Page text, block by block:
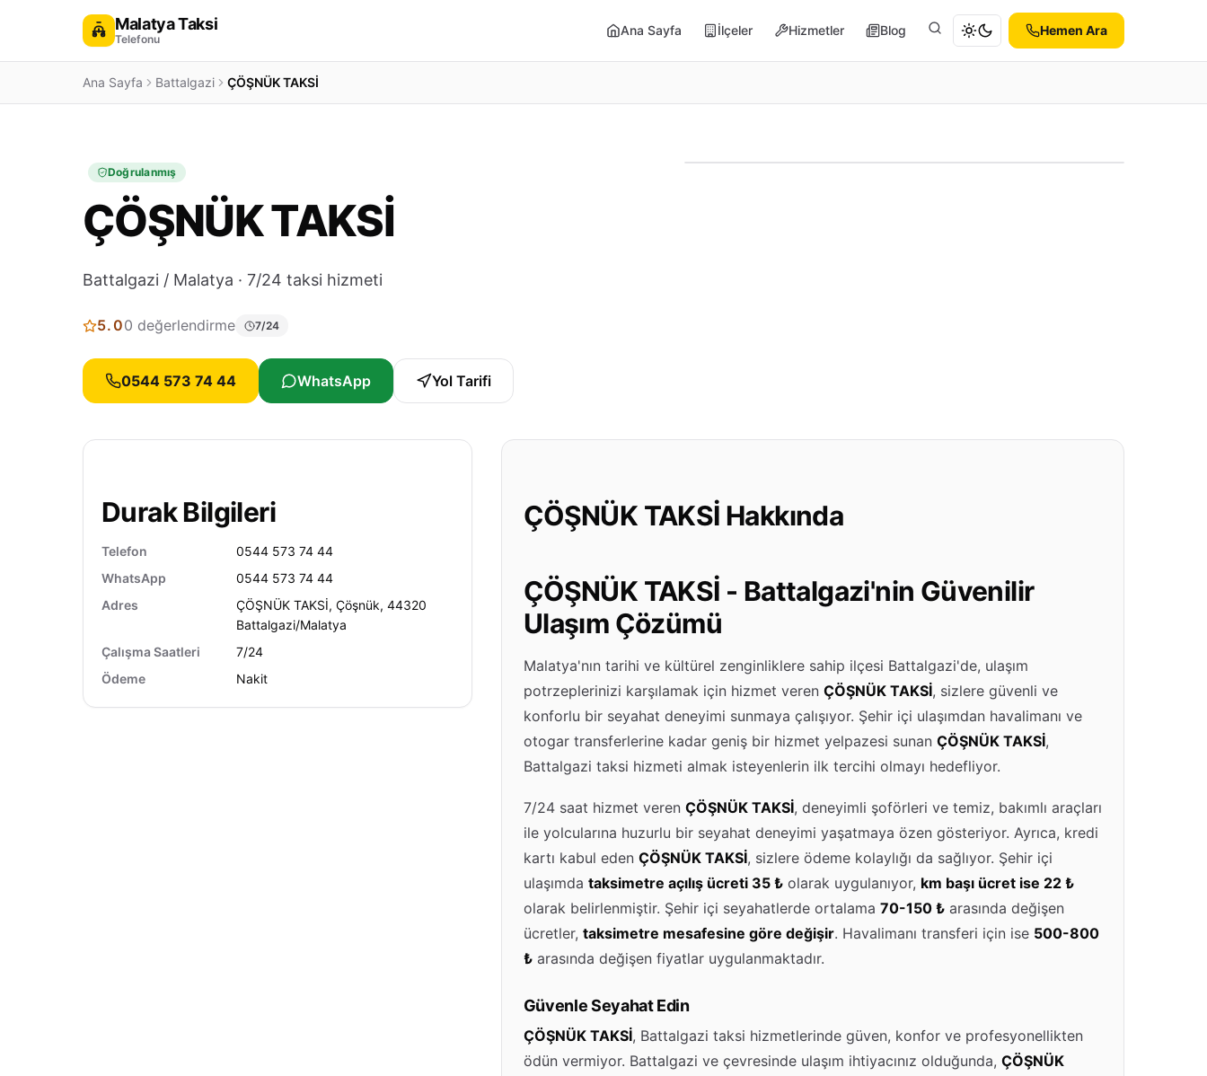
Malatya Taksi
Telefonu
Ana Sayfa İlçeler Hizmetler Blog Ara Hemen Ara
Ana Sayfa Battalgazi ÇÖŞNÜK TAKSİ
Doğrulanmış
ÇÖŞNÜK TAKSİ
Battalgazi / Malatya · 7/24 taksi hizmeti
5.00 değerlendirme 7/24
0544 573 74 44 WhatsApp Yol Tarifi
Durak Bilgileri
Telefon
0544 573 74 44
WhatsApp
0544 573 74 44
Adres
ÇÖŞNÜK TAKSİ, Çöşnük, 44320
Battalgazi/Malatya
Çalışma Saatleri
7/24
Ödeme
Nakit
ÇÖŞNÜK TAKSİ Hakkında
ÇÖŞNÜK TAKSİ - Battalgazi'nin Güvenilir
Ulaşım Çözümü
Malatya'nın tarihi ve kültürel zenginliklere sahip ilçesi Battalgazi'de, ulaşım
potrzeplerinizi karşılamak için hizmet veren ÇÖŞNÜK TAKSİ, sizlere güvenli ve
konforlu bir seyahat deneyimi sunmaya çalışıyor. Şehir içi ulaşımdan havalimanı ve
otogar transferlerine kadar geniş bir hizmet yelpazesi sunan ÇÖŞNÜK TAKSİ,
Battalgazi taksi hizmeti almak isteyenlerin ilk tercihi olmayı hedefliyor.
7/24 saat hizmet veren ÇÖŞNÜK TAKSİ, deneyimli şoförleri ve temiz, bakımlı araçları
ile yolcularına huzurlu bir seyahat deneyimi yaşatmaya özen gösteriyor. Ayrıca, kredi
kartı kabul eden ÇÖŞNÜK TAKSİ, sizlere ödeme kolaylığı da sağlıyor. Şehir içi
ulaşımda taksimetre açılış ücreti 35 ₺olarak uygulanıyor, km başı ücret ise 22 ₺
olarak belirlenmiştir. Şehir içi seyahatlerde ortalama 70-150 ₺arasında değişen
ücretler, taksimetre mesafesine göre değişir. Havalimanı transferi için ise 500-800
₺arasında değişen fiyatlar uygulanmaktadır.
Güvenle Seyahat Edin
ÇÖŞNÜK TAKSİ, Battalgazi taksi hizmetlerinde güven, konfor ve profesyonellikten
ödün vermiyor. Battalgazi ve çevresinde ulaşım ihtiyacınız olduğunda, ÇÖŞNÜK